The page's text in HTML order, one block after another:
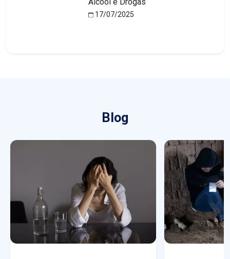
17/07/2025
Blog